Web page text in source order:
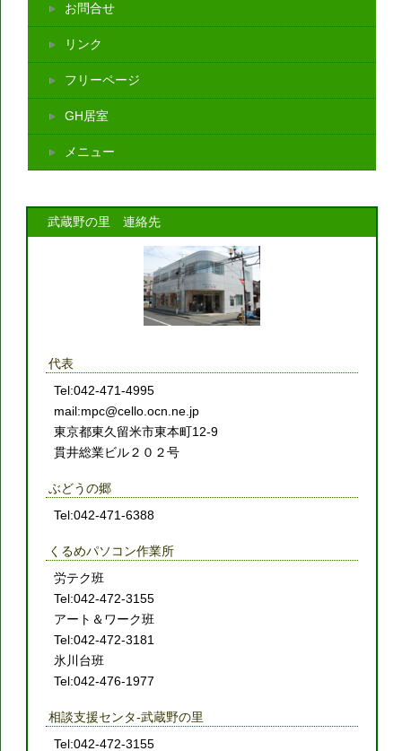
お問合せ
リンク
フリーページ
GH居室
メニュー
武蔵野の里 連絡先
代表
Tel:042-471-4995
mail:mpc@cello.ocn.ne.jp
東京都東久留米市東本町12-9
貫井総業ビル２０２号
ぶどうの郷
Tel:042-471-6388
くるめパソコン作業所
労テク班
Tel:042-472-3155
アート＆ワーク班
Tel:042-472-3181
氷川台班
Tel:042-476-1977
相談支援センタ-武蔵野の里
Tel:042-472-3155